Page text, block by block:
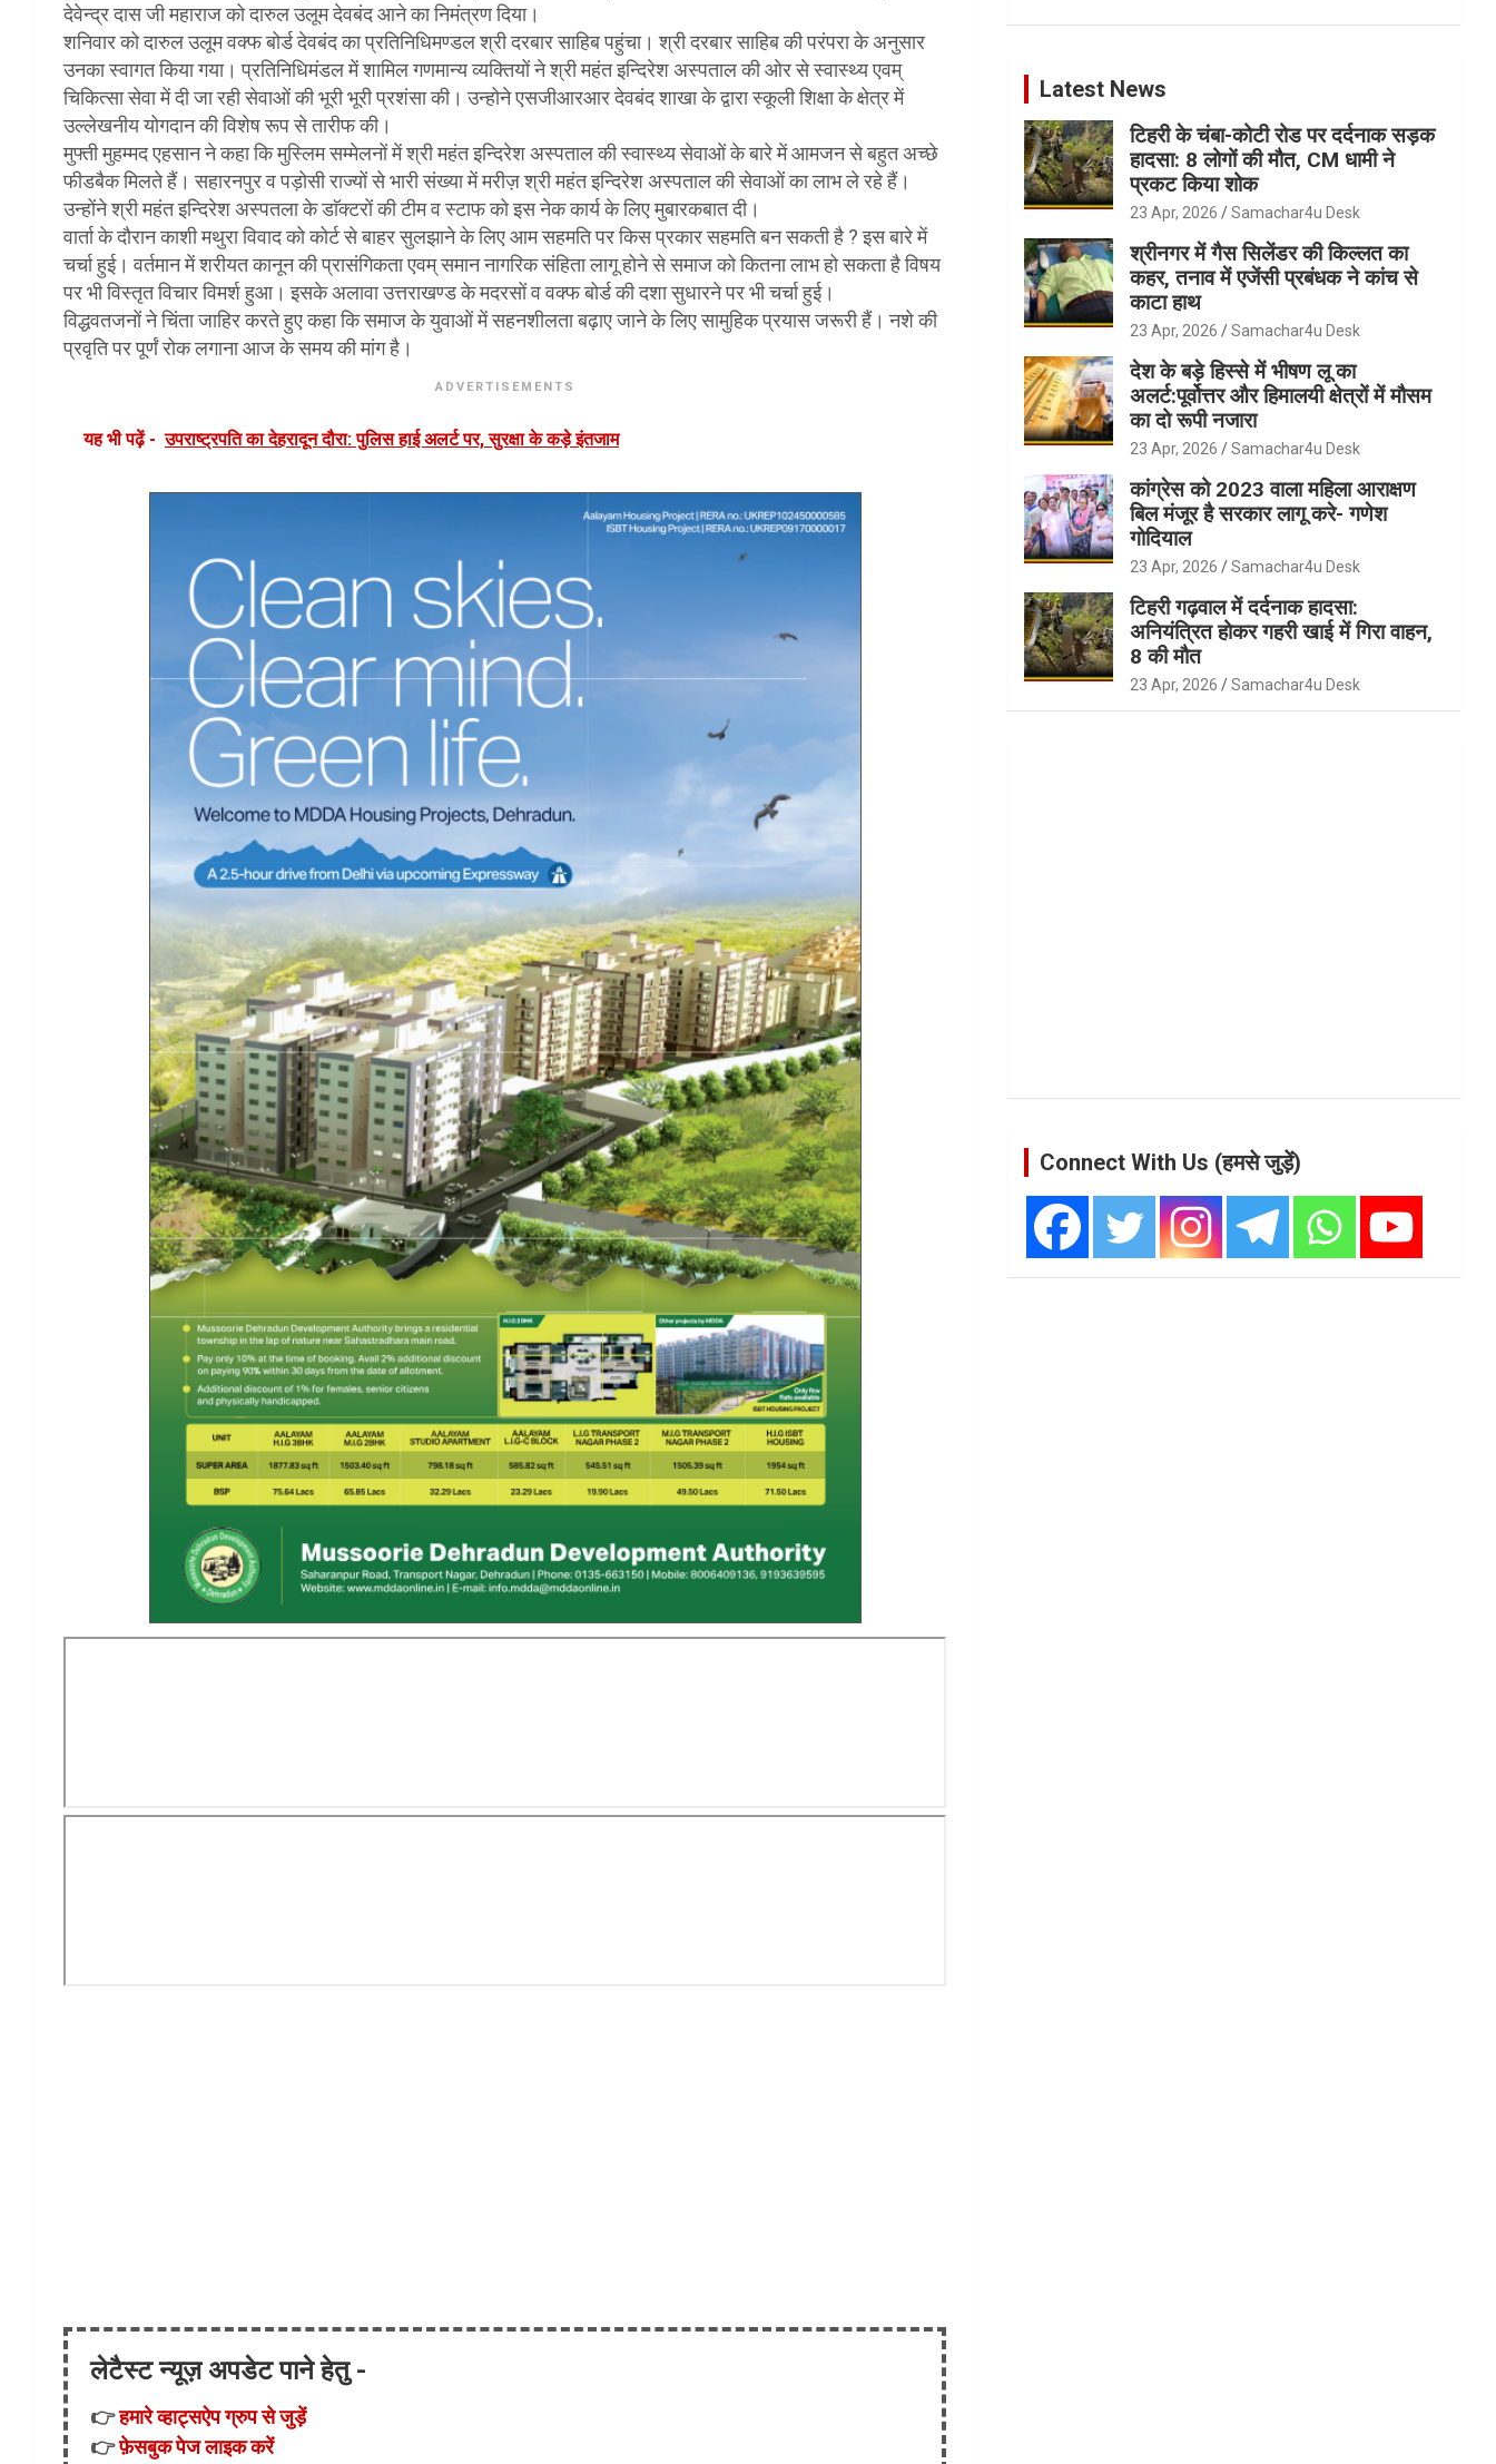
देवेन्द्र दास जी महाराज को दारुल उलूम देवबंद आने का निमंत्रण दिया।
शनिवार को दारुल उलूम वक्फ बोर्ड देवबंद का प्रतिनिधिमण्डल श्री दरबार साहिब पहुंचा। श्री दरबार साहिब की परंपरा के अनुसार
उनका स्वागत किया गया। प्रतिनिधिमंडल में शामिल गणमान्य व्यक्तियों ने श्री महंत इन्दिरेश अस्पताल की ओर से स्वास्थ्य एवम्
चिकित्सा सेवा में दी जा रही सेवाओं की भूरी भूरी प्रशंसा की। उन्होने एसजीआरआर देवबंद शाखा के द्वारा स्कूली शिक्षा के क्षेत्र में
उल्लेखनीय योगदान की विशेष रूप से तारीफ की।
मुफ्ती मुहम्मद एहसान ने कहा कि मुस्लिम सम्मेलनों में श्री महंत इन्दिरेश अस्पताल की स्वास्थ्य सेवाओं के बारे में आमजन से बहुत अच्छे
फीडबैक मिलते हैं। सहारनपुर व पड़ोसी राज्यों से भारी संख्या में मरीज़ श्री महंत इन्दिरेश अस्पताल की सेवाओं का लाभ ले रहे हैं।
उन्होंने श्री महंत इन्दिरेश अस्पतला के डाॅक्टरों की टीम व स्टाफ को इस नेक कार्य के लिए मुबारकबात दी।
वार्ता के दौरान काशी मथुरा विवाद को कोर्ट से बाहर सुलझाने के लिए आम सहमति पर किस प्रकार सहमति बन सकती है ? इस बारे में
चर्चा हुई। वर्तमान में शरीयत कानून की प्रासंगिकता एवम् समान नागरिक संहिता लागू होने से समाज को कितना लाभ हो सकता है विषय
पर भी विस्तृत विचार विमर्श हुआ। इसके अलावा उत्तराखण्ड के मदरसों व वक्फ बोर्ड की दशा सुधारने पर भी चर्चा हुई।
विद्धवतजनों ने चिंता जाहिर करते हुए कहा कि समाज के युवाओं में सहनशीलता बढ़ाए जाने के लिए सामुहिक प्रयास जरूरी हैं। नशे की
प्रवृति पर पूर्णं रोक लगाना आज के समय की मांग है।
ADVERTISEMENTS
यह भी पढ़ें - उपराष्ट्रपति का देहरादून दौरा: पुलिस हाई अलर्ट पर, सुरक्षा के कड़े इंतजाम
लेटैस्ट न्यूज़ अपडेट पाने हेतु -
👉हमारे व्हाट्सऐप ग्रुप से जुड़ें
👉फ़ेसबुक पेज लाइक करें
Latest News
टिहरी के चंबा-कोटी रोड पर दर्दनाक सड़क
हादसा: 8 लोगों की मौत, CM धामी ने
प्रकट किया शोक
23 Apr, 2026 Samachar4u Desk
श्रीनगर में गैस सिलेंडर की किल्लत का
कहर, तनाव में एजेंसी प्रबंधक ने कांच से
काटा हाथ
23 Apr, 2026 Samachar4u Desk
देश के बड़े हिस्से में भीषण लू का
अलर्ट:पूर्वोत्तर और हिमालयी क्षेत्रों में मौसम
का दो रूपी नजारा
23 Apr, 2026 Samachar4u Desk
कांग्रेस को 2023 वाला महिला आराक्षण
बिल मंजूर है सरकार लागू करे- गणेश
गोदियाल
23 Apr, 2026 Samachar4u Desk
टिहरी गढ़वाल में दर्दनाक हादसा:
अनियंत्रित होकर गहरी खाई में गिरा वाहन,
8 की मौत
23 Apr, 2026 Samachar4u Desk
Connect With Us (हमसे जुड़ें)